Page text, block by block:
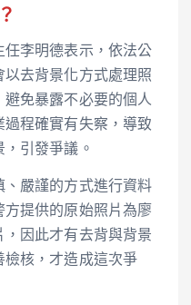
李明德表示，依法公
去背景化方式處理照
免暴露不必要的個人
程確實有失察，導致
引發爭議。
嚴謹的方式進行資料
提供的原始照片為廖
因此才有去背與背景
檢核，才造成這次爭